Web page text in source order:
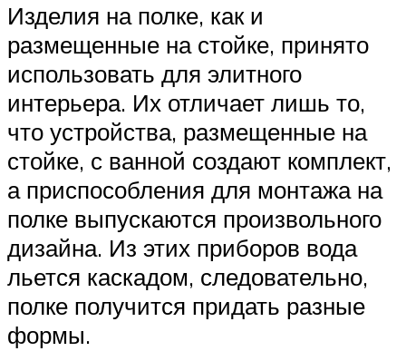
Изделия на полке, как и
размещенные на стойке, принято
использовать для элитного
интерьера. Их отличает лишь то,
что устройства, размещенные на
стойке, с ванной создают комплект,
а приспособления для монтажа на
полке выпускаются произвольного
дизайна. Из этих приборов вода
льется каскадом, следовательно,
полке получится придать разные
формы.